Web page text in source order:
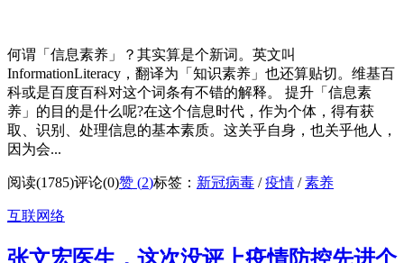
何谓「信息素养」？其实算是个新词。英文叫
InformationLiteracy，翻译为「知识素养」也还算贴切。维基百
科或是百度百科对这个词条有不错的解释。 提升「信息素
养」的目的是什么呢?在这个信息时代，作为个体，得有获
取、识别、处理信息的基本素质。这关乎自身，也关乎他人，
因为会...
阅读(1785)评论(0)赞 (2)标签： 新冠病毒 /疫情 /素养
互联网络